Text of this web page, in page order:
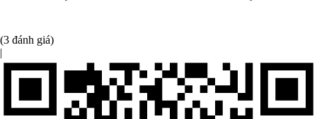
(3 đánh giá)
|